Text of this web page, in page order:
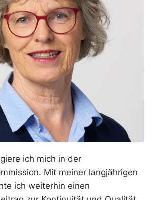
ich mich in der
Mit meiner langjährigen
ich weiterhin einen